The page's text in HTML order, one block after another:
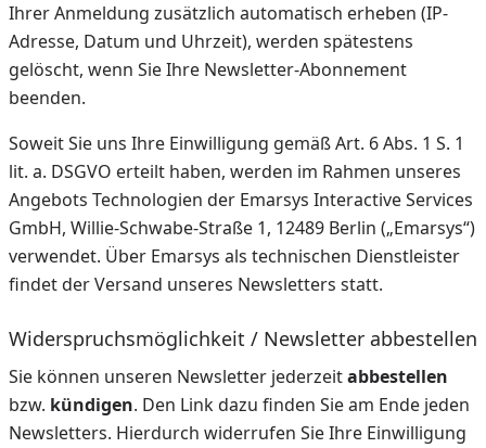
Ihrer Anmeldung zusätzlich automatisch erheben (IP-
Adresse, Datum und Uhrzeit), werden spätestens
gelöscht, wenn Sie Ihre Newsletter-Abonnement
beenden.
Soweit Sie uns Ihre Einwilligung gemäß Art. 6 Abs. 1 S. 1
lit. a. DSGVO erteilt haben, werden im Rahmen unseres
Angebots Technologien der Emarsys Interactive Services
GmbH, Willie-Schwabe-Straße 1, 12489 Berlin („Emarsys“)
verwendet. Über Emarsys als technischen Dienstleister
findet der Versand unseres Newsletters statt.
Widerspruchsmöglichkeit / Newsletter abbestellen
Sie können unseren Newsletter jederzeitabbestellen
bzw. kündigen. Den Link dazu finden Sie am Ende jeden
Newsletters. Hierdurch widerrufen Sie Ihre Einwilligung